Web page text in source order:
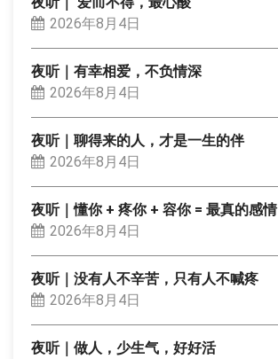
2026年8月4日
夜听｜有幸相爱，不负情深
2026年8月4日
夜听｜聊得来的人，才是一生的伴
2026年8月4日
夜听｜懂你 + 疼你 + 容你 = 最真的感情
2026年8月4日
夜听｜没有人不辛苦，只有人不喊疼
2026年8月4日
夜听｜做人，少生气，好好活